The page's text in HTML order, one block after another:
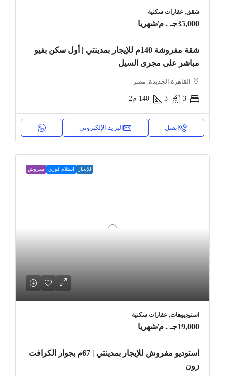
شقق, عقارات سكنية
35,000جـ . م /شهريا
شقة مفروشة 140م للإيجار بمدينتي | أول سكن بفيو
مباشر على مجرى السيل
القاهرة الجديدة, مصر
3
3
140 م2
اتصل البريد الإلكتروني
للإيجار استلام فوري مفروش
استوديوهات, عقارات سكنية
19,000جـ . م /شهريا
استوديو مفروش للإيجار بمدينتي | 67م بجوار الكرافت
زون